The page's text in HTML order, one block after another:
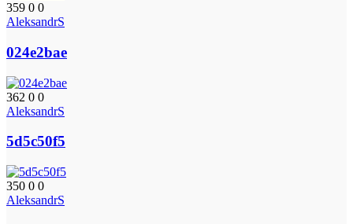
359 0 0
AleksandrS
024e2bae
362 0 0
AleksandrS
5d5c50f5
350 0 0
AleksandrS